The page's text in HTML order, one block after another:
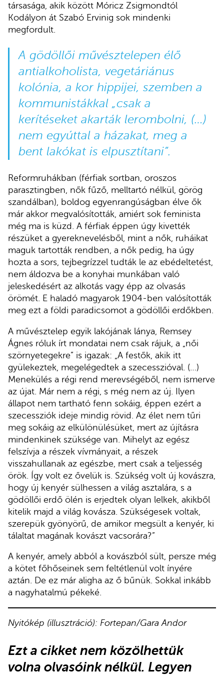
társasága, akik között Móricz Zsigmondtól
Kodályon át Szabó Ervinig sok mindenki
megfordult.
A gödöllői művésztelepen élő
antialkoholista, vegetáriánus
kolónia, a kor hippijei, szemben a
kommunistákkal „csak a
kerítéseket akarták lerombolni, (…)
nem egyúttal a házakat, meg a
bent lakókat is elpusztítani”.
Reformruhákban (férfiak sortban, oroszos
parasztingben, nők fűző, melltartó nélkül, görög
szandálban), boldog egyenrangúságban élve ők
már akkor megvalósították, amiért sok feminista
még ma is küzd. A férfiak éppen úgy kivették
részüket a gyereknevelésből, mint a nők, ruháikat
maguk tartották rendben, a nők pedig, ha úgy
hozta a sors, tejbegrízzel tudták le az ebédeltetést,
nem áldozva be a konyhai munkában való
jeleskedésért az alkotás vagy épp az olvasás
örömét. E haladó magyarok 1904-ben valósították
meg ezt a földi paradicsomot a gödöllői erdőkben.
A művésztelep egyik lakójának lánya, Remsey
Ágnes róluk írt mondatai nem csak rájuk, a „női
szörnyetegekre” is igazak: „A festők, akik itt
gyülekeztek, megelégedtek a szecesszióval. (…)
Menekülés a régi rend merevségéből, nem ismerve
az újat. Már nem a régi, s még nem az új. Ilyen
állapot nem tartható fenn sokáig, éppen ezért a
szecessziók ideje mindig rövid. Az élet nem tűri
meg sokáig az elkülönülésüket, mert az újításra
mindenkinek szüksége van. Mihelyt az egész
felszívja a részek vívmányait, a részek
visszahullanak az egészbe, mert csak a teljesség
örök. Így volt ez ővelük is. Szükség volt új kovászra,
hogy új kenyér sülhessen a világ asztalára, s a
gödöllői erdő ölén is erjedtek olyan lelkek, akikből
kitelik majd a világ kovásza. Szükségesek voltak,
szerepük gyönyörű, de amikor megsült a kenyér, ki
tálaltat magának kovászt vacsorára?”
A kenyér, amely abból a kovászból sült, persze még
a kötet főhőseinek sem feltétlenül volt ínyére
aztán. De ez már aligha az ő bűnük. Sokkal inkább
a nagyhatalmú pékeké.
Nyitókép (illusztráció): Fortepan/Gara Andor
Ezt a cikket nem közölhettük
volna olvasóink nélkül. Legyen